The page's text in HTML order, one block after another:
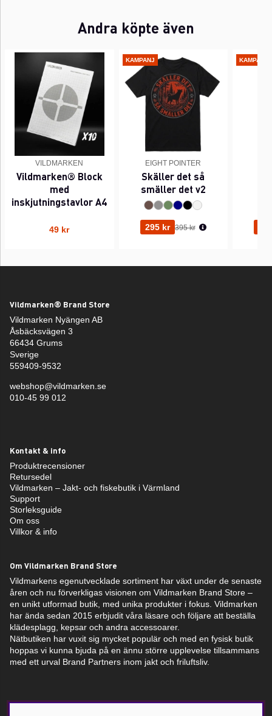
Andra köpte även
VILDMARKEN
Vildmarken® Block
med
inskjutningstavlor A4
49 kr
KAMPANJ
EIGHT POINTER
Skäller det så
smäller det v2
295 kr Ordinarie pris:
395 kr
KAMPANJ
Vildmarken® Brand Store
Vildmarken Nyängen AB
Åsbäcksvägen 3
66434 Grums
Sverige
559409-9532
webshop@vildmarken.se
010-45 99 012
Kontakt & info
Produktrecensioner
Retursedel
Vildmarken – Jakt- och fiskebutik i Värmland
Support
Storleksguide
Om oss
Villkor & info
Om Vildmarken Brand Store
Vildmarkens egenutvecklade sortiment har växt under de senaste
åren och nu förverkligas visionen om Vildmarken Brand Store –
en unikt utformad butik, med unika produkter i fokus. Vildmarken
har ända sedan 2015 erbjudit våra läsare och följare att beställa
klädesplagg, kepsar och andra accessoarer.
Nätbutiken har vuxit sig mycket populär och med en fysisk butik
hoppas vi kunna bjuda på en ännu större upplevelse tillsammans
med ett urval Brand Partners inom jakt och friluftsliv.